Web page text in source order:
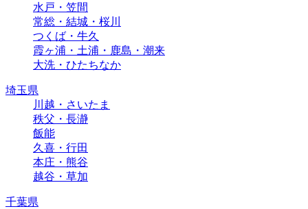
水戸・笠間
常総・結城・桜川
つくば・牛久
霞ヶ浦・土浦・鹿島・潮来
大洗・ひたちなか
埼玉県
川越・さいたま
秩父・長瀞
飯能
久喜・行田
本庄・熊谷
越谷・草加
千葉県